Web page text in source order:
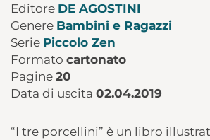
Editore DE AGOSTINI
Genere Bambini e Ragazzi
Serie Piccolo Zen
Formato cartonato
Pagine 20
Data di uscita 02.04.2019
“I tre porcellini” è un libro